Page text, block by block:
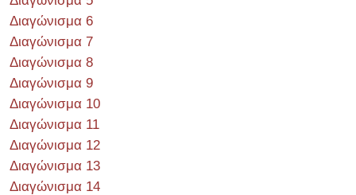
Διαγώνισμα 6
Διαγώνισμα 7
Διαγώνισμα 8
Διαγώνισμα 9
Διαγώνισμα 10
Διαγώνισμα 11
Διαγώνισμα 12
Διαγώνισμα 13
Διαγώνισμα 14